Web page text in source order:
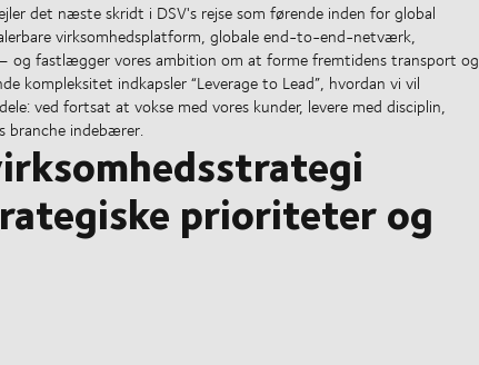
det næste skridt i DSV's rejse som førende inden for global
virksomhedsplatform, globale end-to-end-netværk,
og fastlægger vores ambition om at forme fremtidens transport og
kompleksitet indkapsler “Leverage to Lead”, hvordan vi vil
ved fortsat at vokse med vores kunder, levere med disciplin,
branche indebærer.
prioriteter og